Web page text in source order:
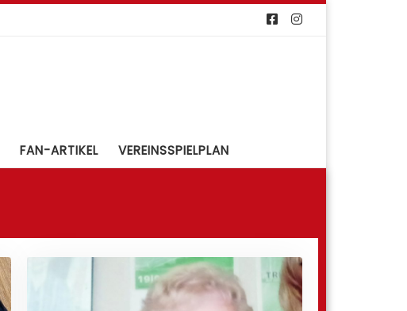
FAN-ARTIKEL VEREINSSPIELPLAN